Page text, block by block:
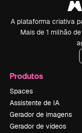
A plataforma criativa
Mais de 1 milhão
Produtos
Spaces
Assistente de IA
Gerador de imagens
Gerador de vídeos